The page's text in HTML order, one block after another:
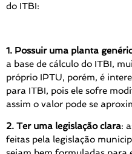
do ITBI:
1. Possuir uma planta
a base de cálculo do ITBI,
próprio IPTU, porém, é
para ITBI, pois ele sofre
assim o valor pode se
2. Ter uma legislação clara:
feitas pela legislação